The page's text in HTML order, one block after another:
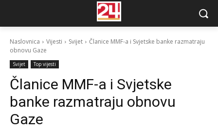
Naslovnica Vijesti Svijet
Članice MMF-a i Svjetske banke razmatraju
obnovu Gaze
Svijet Top vijesti
Članice MMF-a i Svjetske
banke razmatraju obnovu
Gaze